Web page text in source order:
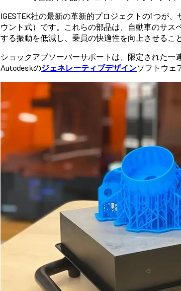
IGESTEK社の最新の革新的プロジェクトの1つが
ウント式）です。これらの部品は、自動車のサ
する振動を低減し、乗員の快適性を向上させるこ
ショックアブソーバーサポートは、限定された一
Autodeskのジェネレーティブデザインソフトウェ